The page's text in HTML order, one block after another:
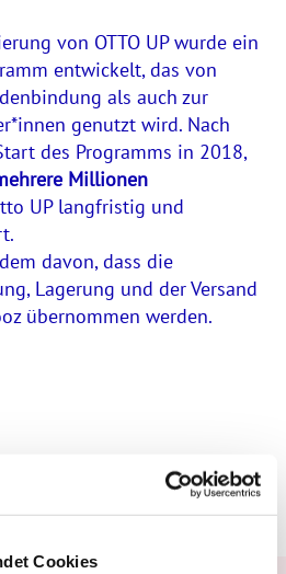
Cookies
von OTTO UP wurde ein
entwickelt, das von
als auch zur
genutzt wird. Nach
des Programms in 2018,
Millionen
UP langfristig und
davon, dass die
Lagerung und der Versand
übernommen werden.